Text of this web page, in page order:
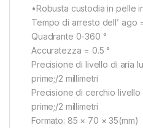
•Robusta custodia in pelle
Tempo di arresto dell’ ago
Quadrante 0-360 °
Accuratezza = 0.5 °
Precisione di livello di aria
prime;/2 millimetri
Precisione di cerchio livello
prime;/2 millimetri
Formato: 85 × 70 × 35(mm)